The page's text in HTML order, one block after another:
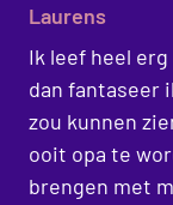
Laurens
Ik leef heel
dan fantaseer
zou kunnen
ooit opa te
brengen met